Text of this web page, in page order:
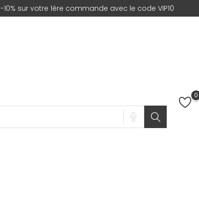
-10% sur votre 1ère commande avec le code VIP10
0